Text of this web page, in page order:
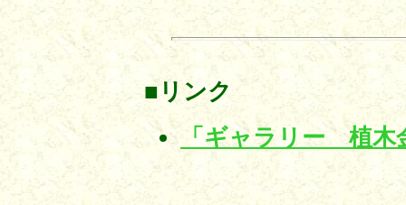
■リンク
「ギャラリー 植木